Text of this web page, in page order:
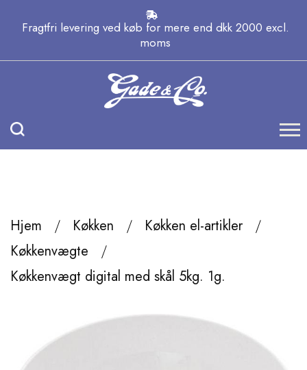
Fragtfri levering ved køb for mere end dkk 2000 excl.
moms
Hjem Køkken
Køkken el-artikler
Køkkenvægte
Køkkenvægt digital med skål 5kg. 1g.